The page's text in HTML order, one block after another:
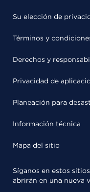
Su elección de
Términos y
Derechos y
Privacidad de
Planeación para
Información técnica
Mapa del sitio
Síganos en estos
abrirán en una nueva